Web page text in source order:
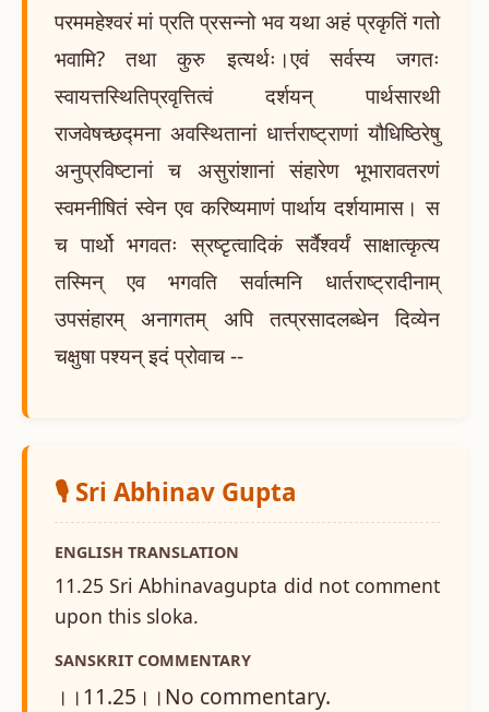
परममहेश्वरं मां प्रति प्रसन्नो भव यथा अहं प्रकृतिं गतो
भवामि? तथा कुरु इत्यर्थः।एवं सर्वस्य जगतः
स्वायत्तस्थितिप्रवृत्तित्वं दर्शयन् पार्थसारथी
राजवेषच्छद्मना अवस्थितानां धार्त्तराष्ट्राणां यौधिष्ठिरेषु
अनुप्रविष्टानां च असुरांशानां संहारेण भूभारावतरणं
स्वमनीषितं स्वेन एव करिष्यमाणं पार्थाय दर्शयामास। स
च पार्थो भगवतः स्रष्टृत्वादिकं सर्वैश्वर्यं साक्षात्कृत्य
तस्मिन् एव भगवति सर्वात्मनि धार्तराष्ट्रादीनाम्
उपसंहारम् अनागतम् अपि तत्प्रसादलब्धेन दिव्येन
चक्षुषा पश्यन् इदं प्रोवाच --
🎙️ Sri Abhinav Gupta
ENGLISH TRANSLATION
11.25 Sri Abhinavagupta did not comment
upon this sloka.
SANSKRIT COMMENTARY
।।11.25।।No commentary.